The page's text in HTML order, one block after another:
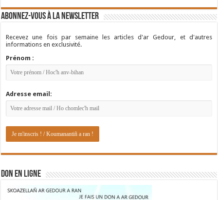
Abonnez-vous à la newsletter
Recevez une fois par semaine les articles d'ar Gedour, et d'autres
informations en exclusivité.
Prénom :
Adresse email:
DON EN LIGNE